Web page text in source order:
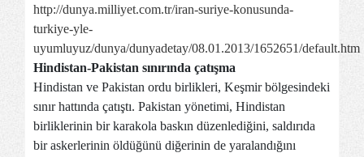
http://dunya.milliyet.com.tr/iran-suriye-konusunda-
turkiye-yle-
uyumluyuz/dunya/dunyadetay/08.01.2013/1652651/default.htm
Hindistan-Pakistan sınırında çatışma
Hindistan ve Pakistan ordu birlikleri, Keşmir bölgesindeki
sınır hattında çatıştı. Pakistan yönetimi, Hindistan
birliklerinin bir karakola baskın düzenlediğini, saldırıda
bir askerlerinin öldüğünü diğerinin de yaralandığını